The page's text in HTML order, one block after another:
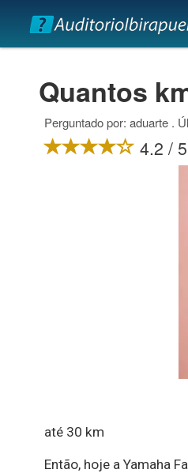
Quantos
Perguntado por: aduarte .
4.2 / 5
até 30 km
Então, hoje a Yamaha